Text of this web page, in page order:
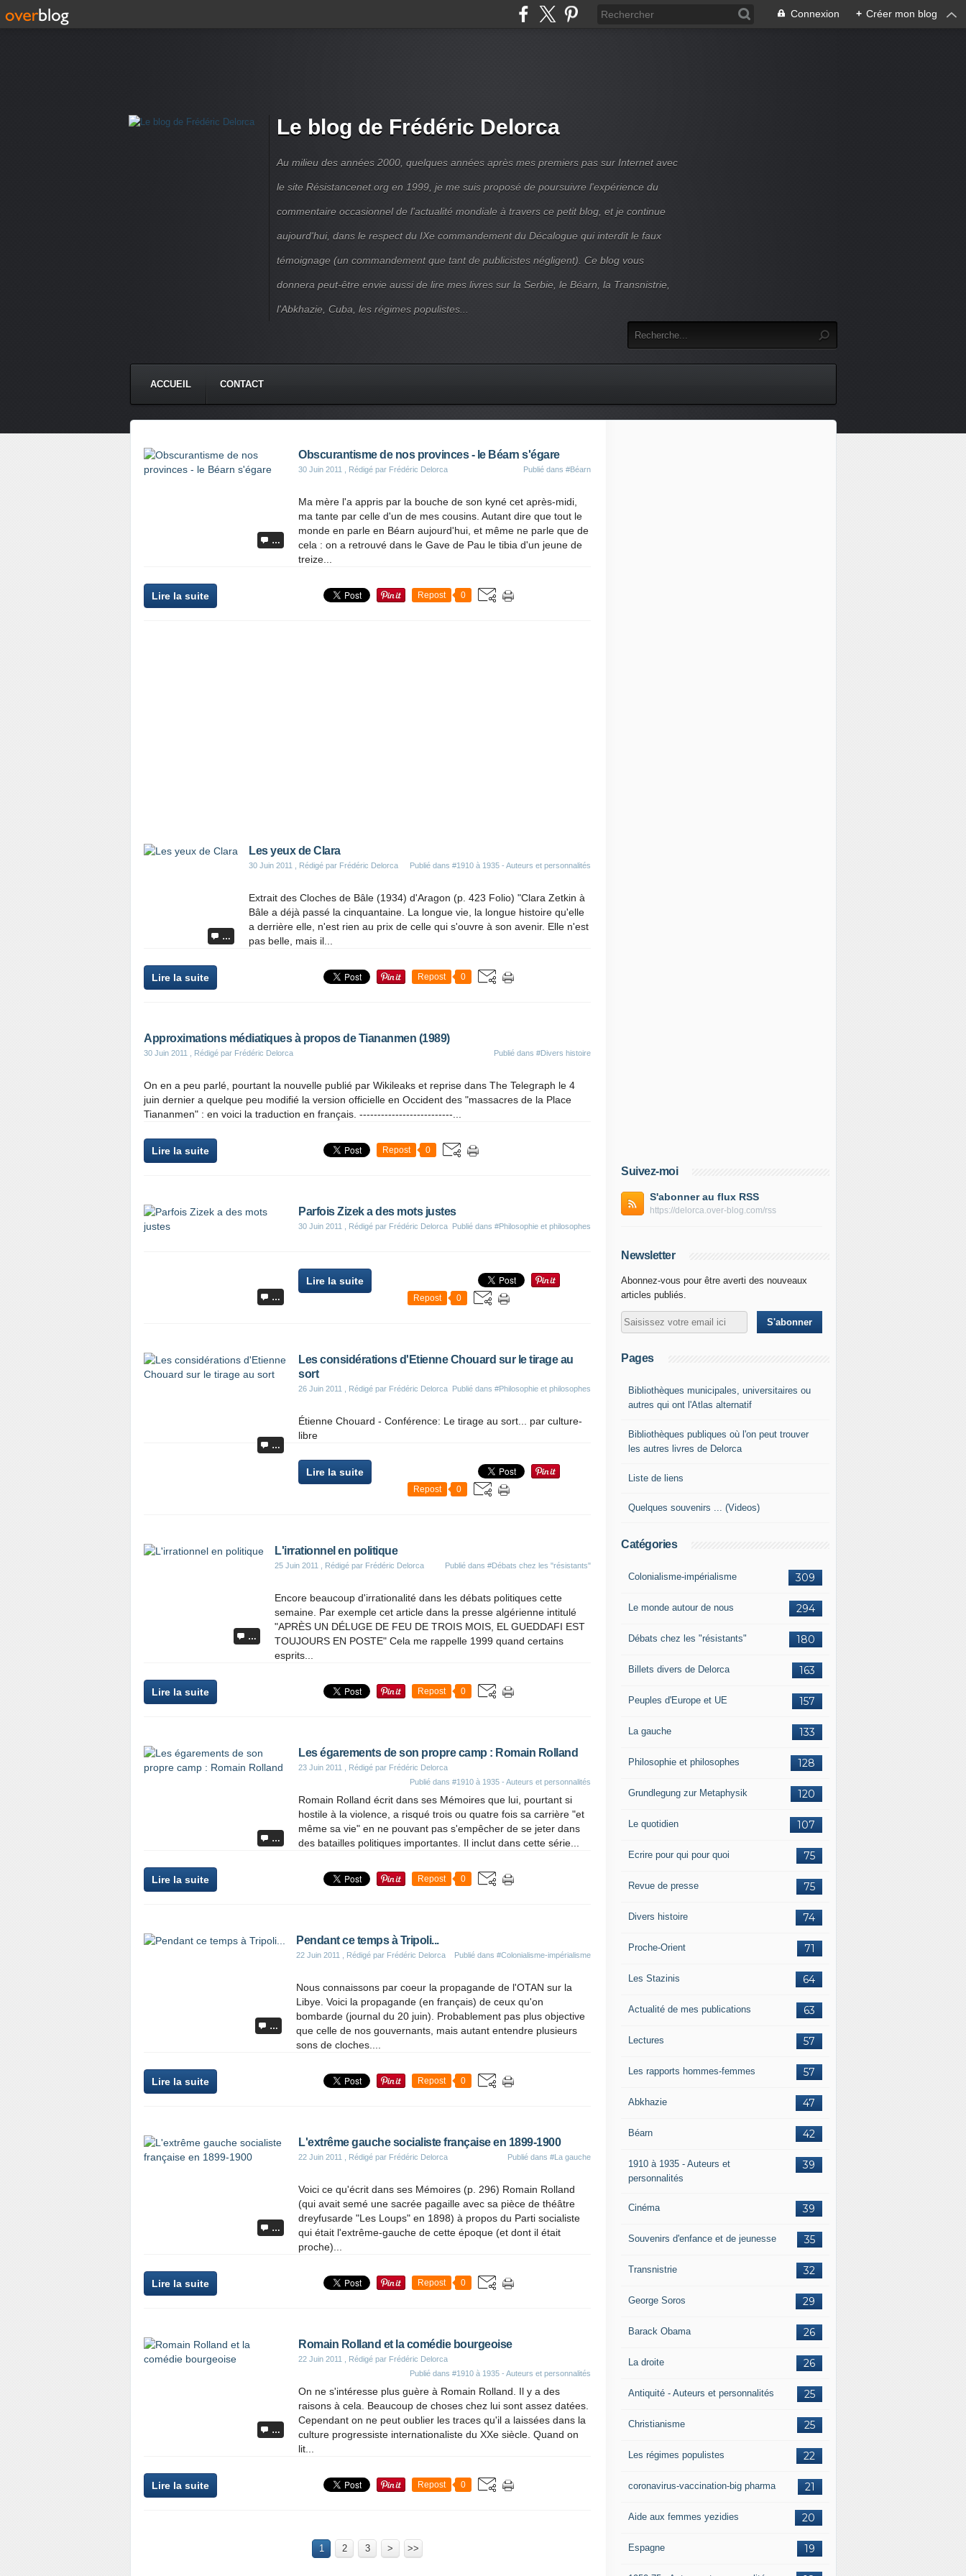
Connexion + Créer mon blog
Le blog de Frédéric Delorca
Au milieu des années 2000, quelques années après mes premiers pas sur Internet avec
le site Résistancenet.org en 1999, je me suis proposé de poursuivre l'expérience du
commentaire occasionnel de l'actualité mondiale à travers ce petit blog, et je continue
aujourd'hui, dans le respect du IXe commandement du Décalogue qui interdit le faux
témoignage (un commandement que tant de publicistes négligent). Ce blog vous
donnera peut-être envie aussi de lire mes livres sur la Serbie, le Béarn, la Transnistrie,
l'Abkhazie, Cuba, les régimes populistes...
ACCUEIL CONTACT
…
Obscurantisme de nos provinces - le Béarn s'égare
30 Juin 2011 , Rédigé par Frédéric Delorca Publié dans #Béarn
Ma mère l'a appris par la bouche de son kyné cet après-midi,
ma tante par celle d'un de mes cousins. Autant dire que tout le
monde en parle en Béarn aujourd'hui, et même ne parle que de
cela : on a retrouvé dans le Gave de Pau le tibia d'un jeune de
treize...
Lire la suite Repost 0
…
Les yeux de Clara
30 Juin 2011 , Rédigé par Frédéric Delorca Publié dans #1910 à 1935 - Auteurs et personnalités
Extrait des Cloches de Bâle (1934) d'Aragon (p. 423 Folio) "Clara Zetkin à
Bâle a déjà passé la cinquantaine. La longue vie, la longue histoire qu'elle
a derrière elle, n'est rien au prix de celle qui s'ouvre à son avenir. Elle n'est
pas belle, mais il...
Lire la suite Repost 0
Approximations médiatiques à propos de Tiananmen (1989)
30 Juin 2011 , Rédigé par Frédéric Delorca Publié dans #Divers histoire
On en a peu parlé, pourtant la nouvelle publié par Wikileaks et reprise dans The Telegraph le 4
juin dernier a quelque peu modifié la version officielle en Occident des "massacres de la Place
Tiananmen" : en voici la traduction en français. --------------------------...
Lire la suite Repost 0
…
Parfois Zizek a des mots justes
30 Juin 2011 , Rédigé par Frédéric Delorca Publié dans #Philosophie et philosophes
Lire la suite
Repost 0
…
Les considérations d'Etienne Chouard sur le tirage au
sort
26 Juin 2011 , Rédigé par Frédéric Delorca Publié dans #Philosophie et philosophes
Étienne Chouard - Conférence: Le tirage au sort... par culture-
libre
Lire la suite
Repost 0
…
L'irrationnel en politique
25 Juin 2011 , Rédigé par Frédéric Delorca Publié dans #Débats chez les "résistants"
Encore beaucoup d'irrationalité dans les débats politiques cette
semaine. Par exemple cet article dans la presse algérienne intitulé
"APRÈS UN DÉLUGE DE FEU DE TROIS MOIS, EL GUEDDAFI EST
TOUJOURS EN POSTE" Cela me rappelle 1999 quand certains
esprits...
Lire la suite Repost 0
…
Les égarements de son propre camp : Romain Rolland
23 Juin 2011
, Rédigé par Frédéric Delorca
Publié dans #1910 à 1935 - Auteurs et personnalités
Romain Rolland écrit dans ses Mémoires que lui, pourtant si
hostile à la violence, a risqué trois ou quatre fois sa carrière "et
même sa vie" en ne pouvant pas s'empêcher de se jeter dans
des batailles politiques importantes. Il inclut dans cette série...
Lire la suite Repost 0
…
Pendant ce temps à Tripoli...
22 Juin 2011 , Rédigé par Frédéric Delorca Publié dans #Colonialisme-impérialisme
Nous connaissons par coeur la propagande de l'OTAN sur la
Libye. Voici la propagande (en français) de ceux qu'on
bombarde (journal du 20 juin). Probablement pas plus objective
que celle de nos gouvernants, mais autant entendre plusieurs
sons de cloches....
Lire la suite Repost 0
…
L'extrême gauche socialiste française en 1899-1900
22 Juin 2011 , Rédigé par Frédéric Delorca Publié dans #La gauche
Voici ce qu'écrit dans ses Mémoires (p. 296) Romain Rolland
(qui avait semé une sacrée pagaille avec sa pièce de théâtre
dreyfusarde "Les Loups" en 1898) à propos du Parti socialiste
qui était l'extrême-gauche de cette époque (et dont il était
proche)...
Lire la suite Repost 0
…
Romain Rolland et la comédie bourgeoise
22 Juin 2011
, Rédigé par Frédéric Delorca
Publié dans #1910 à 1935 - Auteurs et personnalités
On ne s'intéresse plus guère à Romain Rolland. Il y a des
raisons à cela. Beaucoup de choses chez lui sont assez datées.
Cependant on ne peut oublier les traces qu'il a laissées dans la
culture progressiste internationaliste du XXe siècle. Quand on
lit...
Lire la suite Repost 0
1 2 3 > >>
Suivez-moi
S'abonner au flux RSS
https://delorca.over-blog.com/rss
Newsletter
Abonnez-vous pour être averti des nouveaux
articles publiés.
Pages
Bibliothèques municipales, universitaires ou
autres qui ont l'Atlas alternatif
Bibliothèques publiques où l'on peut trouver
les autres livres de Delorca
Liste de liens
Quelques souvenirs ... (Videos)
Catégories
309
Colonialisme-impérialisme
294
Le monde autour de nous
180
Débats chez les "résistants"
163
Billets divers de Delorca
157
Peuples d'Europe et UE
133
La gauche
128
Philosophie et philosophes
120
Grundlegung zur Metaphysik
107
Le quotidien
75
Ecrire pour qui pour quoi
75
Revue de presse
74
Divers histoire
71
Proche-Orient
64
Les Stazinis
63
Actualité de mes publications
57
Lectures
57
Les rapports hommes-femmes
47
Abkhazie
42
Béarn
39
1910 à 1935 - Auteurs et
personnalités
39
Cinéma
35
Souvenirs d'enfance et de jeunesse
32
Transnistrie
29
George Soros
26
Barack Obama
26
La droite
25
Antiquité - Auteurs et personnalités
25
Christianisme
22
Les régimes populistes
21
coronavirus-vaccination-big pharma
20
Aide aux femmes yezidies
19
Espagne